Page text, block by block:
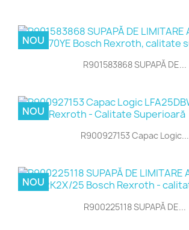
R901583868 SUPAPĂ DE...
NOU
R900927153 Capac Logic...
NOU
R900225118 SUPAPĂ DE...
NOU